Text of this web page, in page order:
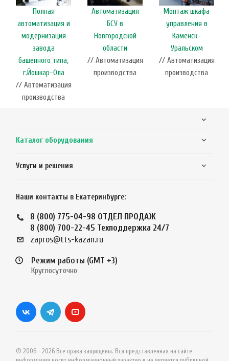
Полная
автоматизация и
модернизация
завода
башенного типа,
г.Йошкар-Ола
// Автоматизация
производства
Автоматизация
БСУ в
Новгородской
области
// Автоматизация
производства
Монтаж шкафа
управления в
Каменск-
Уральском
// Автоматизация
производства
Каталог оборудования
Услуги и решения
Наши контакты в Екатеринбурге:
8 (800) 775-04-98 ОТДЕЛ ПРОДАЖ
8 (800) 700-22-45 Техподдержка 24/7
zapros@tts-kazan.ru
Режим работы (GMT +3)
Круглосуточно
© 2006 - 2026 Все права защищены. Вся представленная на сайте